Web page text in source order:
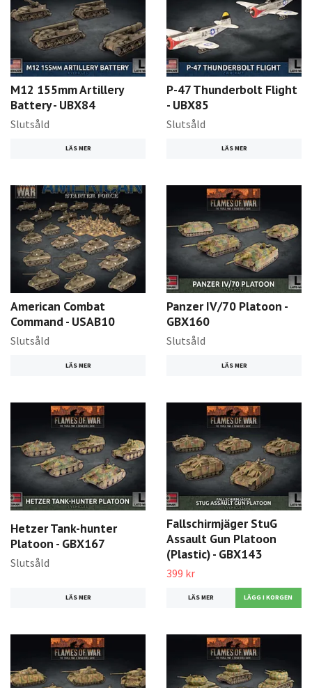
M12 155mm Artillery
Battery - UBX84
Slutsåld
LÄS MER
P-47 Thunderbolt Flight
- UBX85
Slutsåld
LÄS MER
American Combat
Command - USAB10
Slutsåld
LÄS MER
Panzer IV/70 Platoon -
GBX160
Slutsåld
LÄS MER
Hetzer Tank-hunter
Platoon - GBX167
Slutsåld
LÄS MER
Fallschirmjäger StuG
Assault Gun Platoon
(Plastic) - GBX143
399 kr
LÄS MER